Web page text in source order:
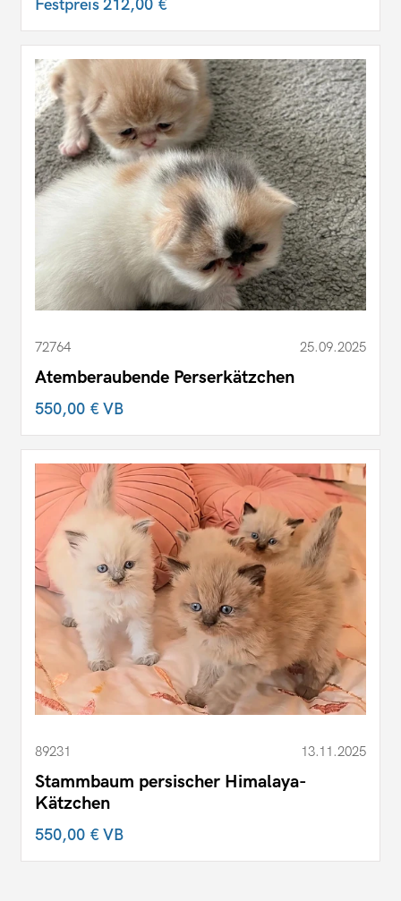
Festpreis212,00 €
72764 25.09.2025
Atemberaubende Perserkätzchen
550,00 €VB
89231 13.11.2025
Stammbaum persischer Himalaya-
Kätzchen
550,00 €VB